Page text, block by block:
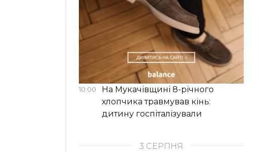
10:00
На Мукачівщині 8-річного
хлопчика травмував кінь:
дитину госпіталізували
3 СЕРПНЯ